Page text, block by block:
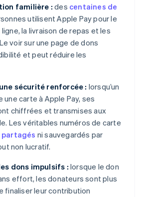
familière : des centaines de
utilisent Apple Pay pour le
la livraison de repas et les
voir sur une page de dons
et peut réduire les
sécurité renforcée : lorsqu’un
une carte à Apple Pay, ses
chiffrées et transmises aux
Les véritables numéros de carte
partagés ni sauvegardés par
non lucratif.
dons impulsifs : lorsque le don
effort, les donateurs sont plus
finaliser leur contribution